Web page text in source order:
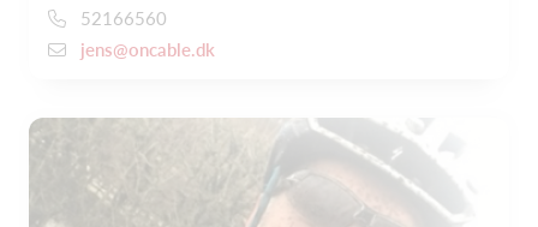
52166560
jens@oncable.dk